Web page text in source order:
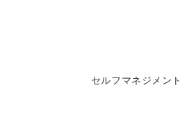
セルフマネジメント